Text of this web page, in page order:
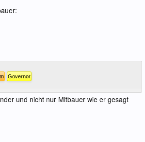
Governor
und nicht nur Mitbauer wie er gesagt